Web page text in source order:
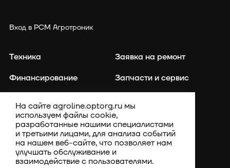
Вход в РСМ Агротроник
Техника
Финансирование
Каталог запасных частей
Компания
Заявка на ремонт
Запчасти и сервис
Акции
На сайте agroline.optorg.ru мы
используем файлы cookie,
разработанные нашими специалистами
и третьими лицами, для анализа событий
на нашем веб-сайте, что позволяет нам
улучшать обслуживание и
взаимодействие с пользователями.